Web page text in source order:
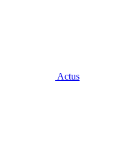
Actus